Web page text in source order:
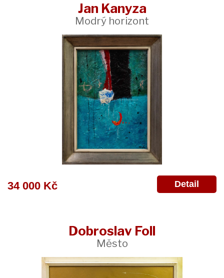
Jan Kanyza
Modrý horizont
34 000 Kč Detail
Dobroslav Foll
Město